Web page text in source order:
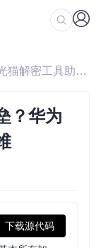
/ 如何突破光猫配置加密壁垒？华为光猫解密工具助你高效运维
？华为
下载源代码